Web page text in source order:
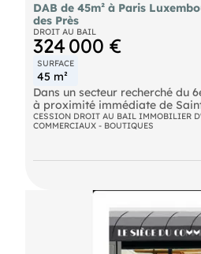
DAB de 45m² à Paris
des Près
DROIT AU BAIL
324 000 €
SURFACE
45 m²
Dans un secteur recherché du
à proximité immédiate de
Marché et de la rue de Rennes,
proposons la cession d’un
une rue commerçante
piéton. Ce local commercial
environnement qualitatif,
services haut de gamme.
au RDC et 25 m² environ au
bon état, parfaitement
en janvier 2023. Loyer : 11.467
Absence d'extraction. IDEAL
CESSION DROIT AU BAIL IMMOBILIER
COMMERCIAUX - BOUTIQUES